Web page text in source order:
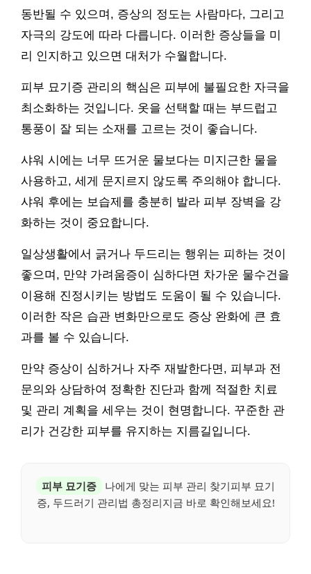
동반될 수 있으며, 증상의 정도는 사람마다, 그리고
자극의 강도에 따라 다릅니다. 이러한 증상들을 미
리 인지하고 있으면 대처가 수월합니다.
피부 묘기증 관리의 핵심은 피부에 불필요한 자극을
최소화하는 것입니다. 옷을 선택할 때는 부드럽고
통풍이 잘 되는 소재를 고르는 것이 좋습니다.
샤워 시에는 너무 뜨거운 물보다는 미지근한 물을
사용하고, 세게 문지르지 않도록 주의해야 합니다.
샤워 후에는 보습제를 충분히 발라 피부 장벽을 강
화하는 것이 중요합니다.
일상생활에서 긁거나 두드리는 행위는 피하는 것이
좋으며, 만약 가려움증이 심하다면 차가운 물수건을
이용해 진정시키는 방법도 도움이 될 수 있습니다.
이러한 작은 습관 변화만으로도 증상 완화에 큰 효
과를 볼 수 있습니다.
만약 증상이 심하거나 자주 재발한다면, 피부과 전
문의와 상담하여 정확한 진단과 함께 적절한 치료
및 관리 계획을 세우는 것이 현명합니다. 꾸준한 관
리가 건강한 피부를 유지하는 지름길입니다.
피부 묘기증
나에게 맞는 피부 관리 찾기피부 묘기
증, 두드러기 관리법 총정리지금 바로 확인해보세요!